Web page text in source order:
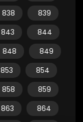
838
839
843
844
848
849
853
854
858
859
863
864